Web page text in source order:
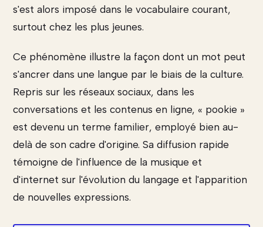
s'est alors imposé dans le vocabulaire courant,
surtout chez les plus jeunes.
Ce phénomène illustre la façon dont un mot peut
s'ancrer dans une langue par le biais de la culture.
Repris sur les réseaux sociaux, dans les
conversations et les contenus en ligne, « pookie »
est devenu un terme familier, employé bien au-
delà de son cadre d'origine. Sa diffusion rapide
témoigne de l'influence de la musique et
d'internet sur l'évolution du langage et l'apparition
de nouvelles expressions.